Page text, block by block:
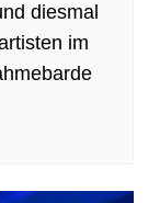
diesmal
im